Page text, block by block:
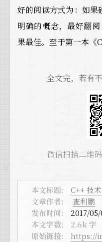
好的阅读方式为：如果
明确的概念，最好翻
果最佳。至于第一本《
全文完，若有
微信扫描二维
本文标题:
C++ 技
文章作者:
查利鹏
发布时间:
2017/
本文字数:
2.6k 字
原始链接:
https://